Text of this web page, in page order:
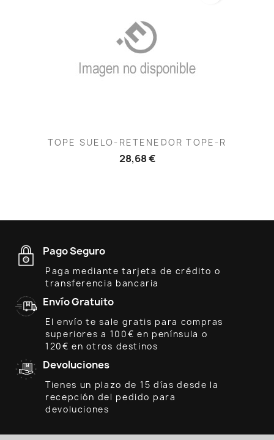
TOPE SUELO-RETENEDOR TOPE-R
28,68 €
Pago Seguro
Paga mediante tarjeta de crédito o
transferencia bancaria
Envío Gratuito
El envío te sale gratis para compras
superiores a 100€ en península o
120€ en otros destinos
Devoluciones
Tienes un plazo de 15 días desde la
recepción del pedido para
devoluciones